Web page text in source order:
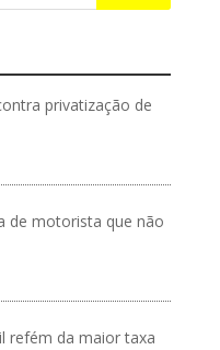
privatização de
de motorista que não
refém da maior taxa